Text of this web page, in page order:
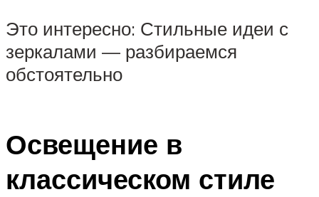
Это интересно: Стильные идеи с
зеркалами — разбираемся
обстоятельно
Освещение в
классическом стиле